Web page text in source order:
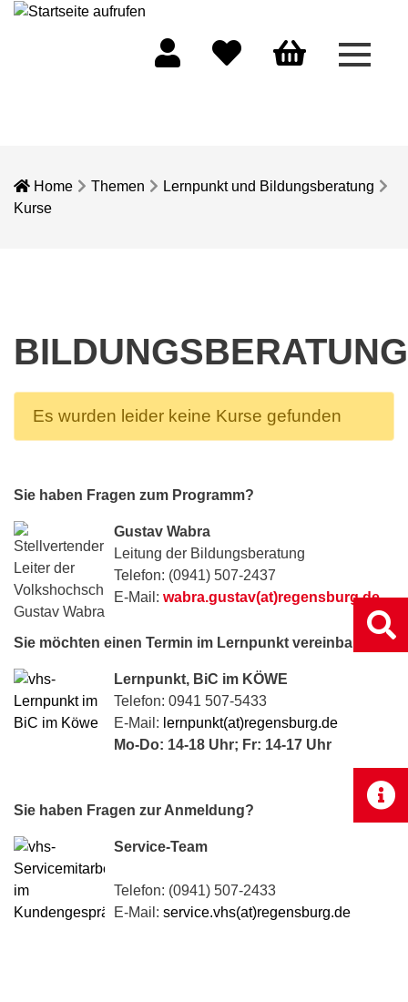
Menü
Home Themen
Lernpunkt und Bildungsberatung
Kurse
BILDUNGSBERATUNG
Es wurden leider keine Kurse gefunden
Sie haben Fragen zum Programm?
Gustav Wabra
Leitung der Bildungsberatung
Telefon: (0941) 507-2437
E-Mail: wabra.gustav(at)regensburg.de
Sie möchten einen Termin im Lernpunkt vereinbaren?
Lernpunkt, BiC im KÖWE
Telefon: 0941 507-5433
E-Mail: lernpunkt(at)regensburg.de
Mo-Do: 14-18 Uhr; Fr: 14-17 Uhr
Sie haben Fragen zur Anmeldung?
Service-Team
Telefon: (0941) 507-2433
E-Mail: service.vhs(at)regensburg.de